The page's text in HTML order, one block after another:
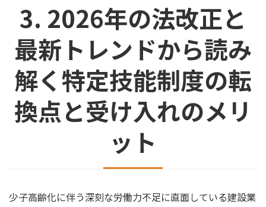
3. 2026年の法改正と
最新トレンドから読み
解く特定技能制度の転
換点と受け入れのメリ
ット
少子高齢化に伴う深刻な労働力不足に直面している建設業